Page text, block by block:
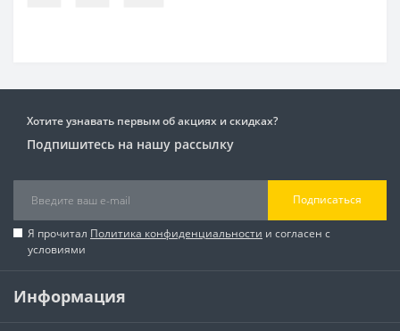
Хотите узнавать первым об акциях и скидках?
Подпишитесь на нашу рассылку
Подписаться
Я прочитал Политика конфиденциальности и согласен с
условиями
Информация